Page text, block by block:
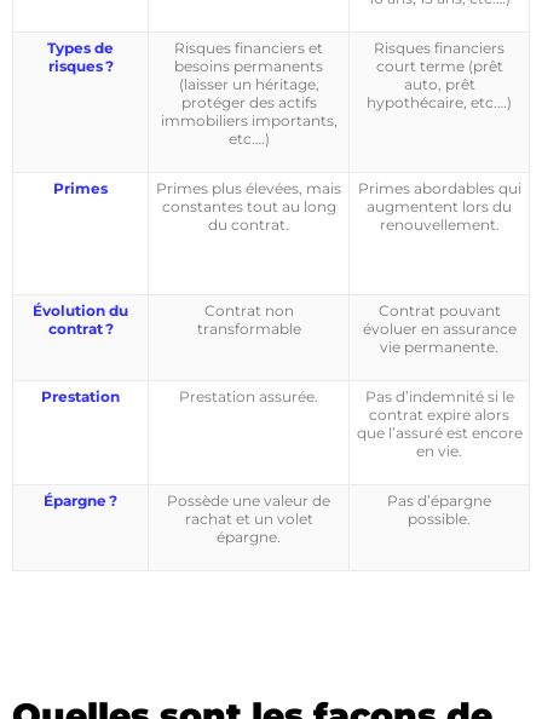
Types de
risques ?
Risques financiers et
besoins permanents
(laisser un héritage,
protéger des actifs
immobiliers importants,
etc.…)
Risques financiers
court terme (prêt
auto, prêt
hypothécaire, etc.…)
Primes
Primes plus élevées, mais
constantes tout au long
du contrat.
Primes abordables qui
augmentent lors du
renouvellement.
Évolution du
contrat ?
Contrat non
transformable
Contrat pouvant
évoluer en assurance
vie permanente.
Prestation Prestation assurée.
Pas d’indemnité si le
contrat expire alors
que l’assuré est encore
en vie.
Épargne ?
Possède une valeur de
rachat et un volet
épargne.
Pas d’épargne
possible.